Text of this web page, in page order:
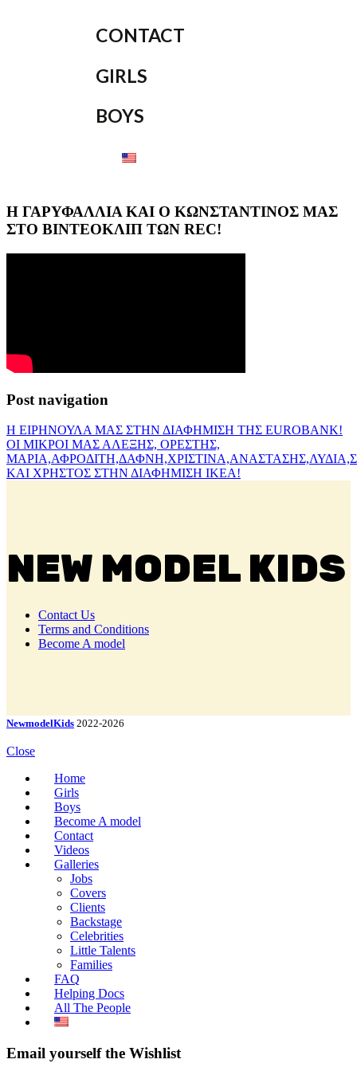
CONTACT
GIRLS
BOYS
Η ΓΑΡΥΦΑΛΛΙΑ ΚΑΙ Ο ΚΩΝΣΤΑΝΤΙΝΟΣ ΜΑΣ
ΣΤΟ ΒΙΝΤΕΟΚΛΙΠ ΤΩΝ REC!
Post navigation
H ΕΙΡΗΝΟΥΛΑ ΜΑΣ ΣΤΗΝ ΔΙΑΦΗΜΙΣΗ ΤΗΣ EUROBANK!
ΟΙ ΜΙΚΡΟΙ ΜΑΣ ΑΛΕΞΗΣ, ΟΡΕΣΤΗΣ,
ΚΑΙ ΧΡΗΣΤΟΣ ΣΤΗΝ ΔΙΑΦΗΜΙΣΗ ΙΚΕΑ!
NEW MODEL KIDS
Contact Us
Terms and Conditions
Become A model
NewmodelKids 2022-2026
Close
Home
Girls
Boys
Become A model
Contact
Videos
Galleries
Jobs
Covers
Clients
Backstage
Celebrities
Little Talents
Families
FAQ
Helping Docs
All The People
Email yourself the Wishlist